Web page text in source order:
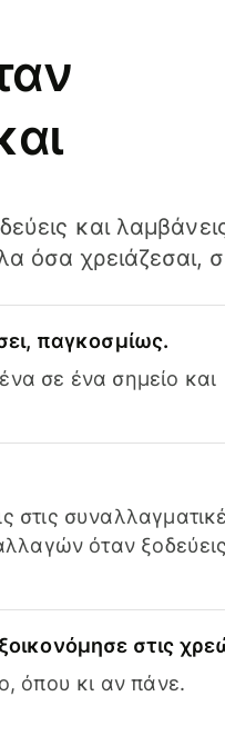
και
όσα χρειάζεσαι,
παγκοσμίως.
σε ένα σημείο και
στις
όταν
στις
όπου κι αν πάνε.